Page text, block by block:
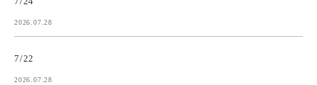
2026.07.28
7/22
2026.07.28